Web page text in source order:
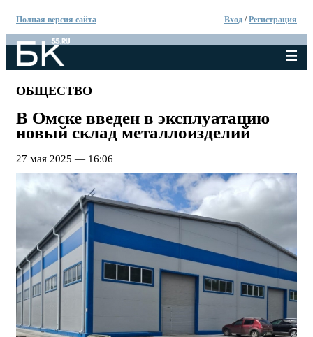
Полная версия сайта Вход /Регистрация
ОБЩЕСТВО
В Омске введен в эксплуатацию
новый склад металлоизделий
27 мая 2025 — 16:06